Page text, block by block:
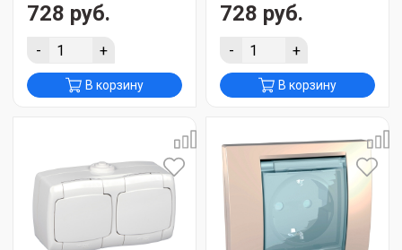
728 руб.
- +
В корзину
728 руб.
- +
В корзину